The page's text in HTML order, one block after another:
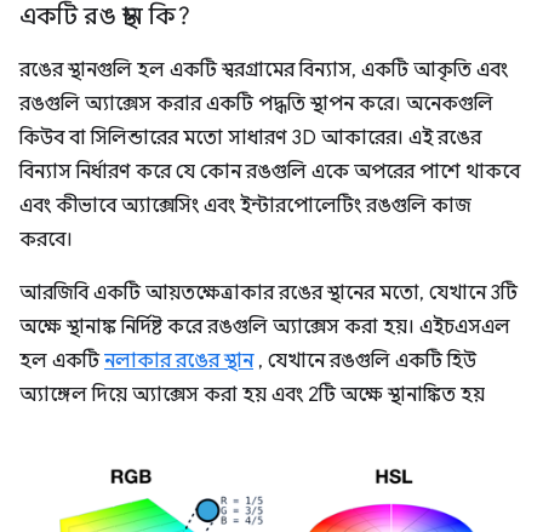
একটি রঙ স্থান কি?
রঙের স্থানগুলি হল একটি স্বরগ্রামের বিন্যাস, একটি আকৃতি এবং
রঙগুলি অ্যাক্সেস করার একটি পদ্ধতি স্থাপন করে। অনেকগুলি
কিউব বা সিলিন্ডারের মতো সাধারণ 3D আকারের। এই রঙের
বিন্যাস নির্ধারণ করে যে কোন রঙগুলি একে অপরের পাশে থাকবে
এবং কীভাবে অ্যাক্সেসিং এবং ইন্টারপোলেটিং রঙগুলি কাজ
করবে।
আরজিবি একটি আয়তক্ষেত্রাকার রঙের স্থানের মতো, যেখানে 3টি
অক্ষে স্থানাঙ্ক নির্দিষ্ট করে রঙগুলি অ্যাক্সেস করা হয়। এইচএসএল
হল একটিনলাকার রঙের স্থান, যেখানে রঙগুলি একটি হিউ
অ্যাঙ্গেল দিয়ে অ্যাক্সেস করা হয় এবং 2টি অক্ষে স্থানাঙ্কিত হয়